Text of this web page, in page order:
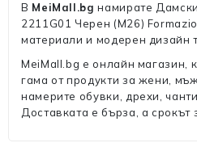
В MeiMall.bg намирате
2211G01 Черен (M26)
материали и модерен дизайн
MeiMall.bg е онлайн магазин,
гама от продукти за жени,
намерите обувки, дрехи,
Доставката е бърза, а